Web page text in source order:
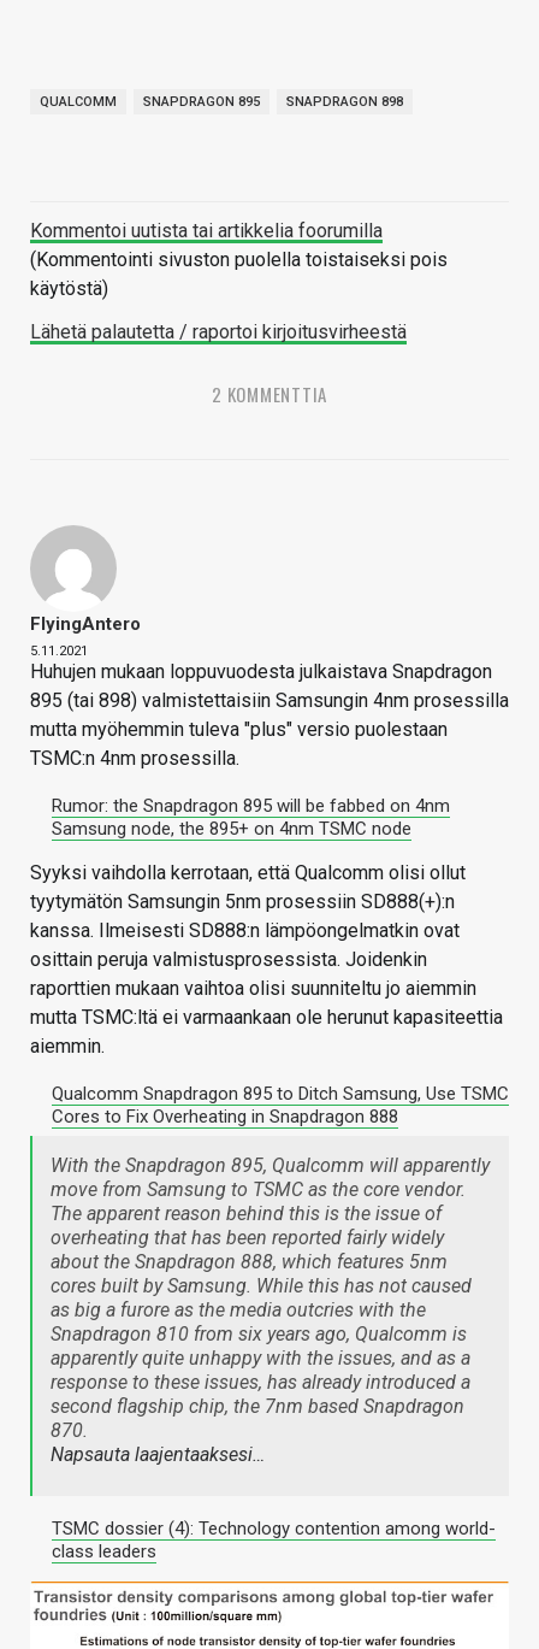
QUALCOMM SNAPDRAGON 895 SNAPDRAGON 898
Kommentoi uutista tai artikkelia foorumilla
(Kommentointi sivuston puolella toistaiseksi pois
käytöstä)
Lähetä palautetta / raportoi kirjoitusvirheestä
2 KOMMENTTIA
FlyingAntero
5.11.2021
Huhujen mukaan loppuvuodesta julkaistava Snapdragon
895 (tai 898) valmistettaisiin Samsungin 4nm prosessilla
mutta myöhemmin tuleva "plus" versio puolestaan
TSMC:n 4nm prosessilla.
Rumor: the Snapdragon 895 will be fabbed on 4nm
Samsung node, the 895+ on 4nm TSMC node
Syyksi vaihdolla kerrotaan, että Qualcomm olisi ollut
tyytymätön Samsungin 5nm prosessiin SD888(+):n
kanssa. Ilmeisesti SD888:n lämpöongelmatkin ovat
osittain peruja valmistusprosessista. Joidenkin
raporttien mukaan vaihtoa olisi suunniteltu jo aiemmin
mutta TSMC:ltä ei varmaankaan ole herunut kapasiteettia
aiemmin.
Qualcomm Snapdragon 895 to Ditch Samsung, Use TSMC
Cores to Fix Overheating in Snapdragon 888
With the Snapdragon 895, Qualcomm will apparently
move from Samsung to TSMC as the core vendor.
The apparent reason behind this is the issue of
overheating that has been reported fairly widely
about the Snapdragon 888, which features 5nm
cores built by Samsung. While this has not caused
as big a furore as the media outcries with the
Snapdragon 810 from six years ago, Qualcomm is
apparently quite unhappy with the issues, and as a
response to these issues, has already introduced a
second flagship chip, the 7nm based Snapdragon
870.
Napsauta laajentaaksesi…
TSMC dossier (4): Technology contention among world-
class leaders